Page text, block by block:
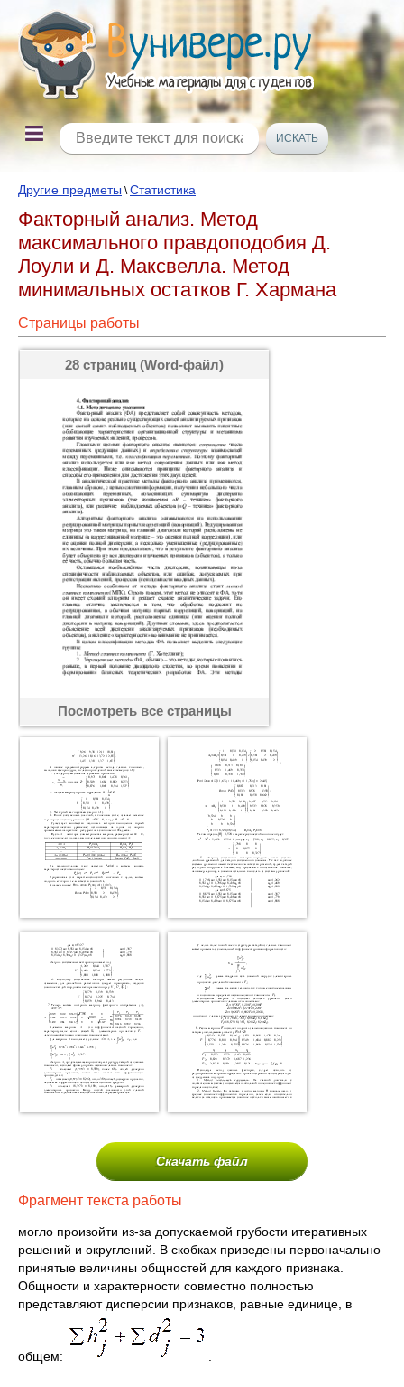
Другие предметы \Статистика
Факторный анализ. Метод
максимального правдоподобия Д.
Лоули и Д. Максвелла. Метод
минимальных остатков Г. Хармана
Страницы работы
28 страниц (Word-файл)
Посмотреть все страницы
Скачать файл
Фрагмент текста работы
могло произойти из-за допускаемой грубости итеративных
решений и округлений. В скобках приведены первоначально
принятые величины общностей для каждого признака.
Общности и характерности совместно полностью
представляют дисперсии признаков, равные единице, в
общем: